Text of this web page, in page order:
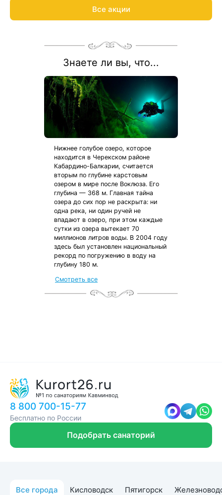
Все акции
Знаете ли вы, что...
Нижнее голубое озеро, которое
находится в Черекском районе
Кабардино-Балкарии, считается
вторым по глубине карстовым
озером в мире после Воклюза. Его
глубина — 368 м. Главная тайна
озера до сих пор не раскрыта: ни
одна река, ни один ручей не
впадают в озеро, при этом каждые
сутки из озера вытекает 70
миллионов литров воды. В 2004 году
здесь был установлен национальный
рекорд по погружению в воду на
глубину 180 м.
Смотреть все
8 800 700-15-77
Бесплатно по России
Подобрать санаторий
Все города Кисловодск Пятигорск